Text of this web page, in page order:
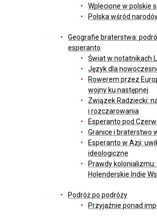
Wplecione w polskie
Polska wśród
Geografie braterstwa:
esperanto
Świat w notatnikach
Język dla
Rowerem przez
wojny ku następnej
Związek Radziecki:
i rozczarowania
Esperanto pod
Granice i braterstwo
Esperanto w Azji:
ideologiczne
Prawdy kolonializmu:
Holenderskie Indie
Podróż po podróży
Przyjaźnie ponad